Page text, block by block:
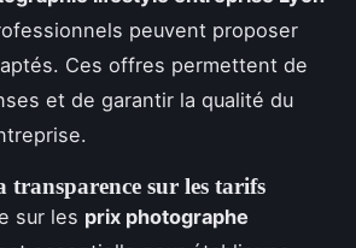
peuvent proposer
Ces offres permettent de
et de garantir la qualité du
transparence sur les tarifs
sur les prix photographe